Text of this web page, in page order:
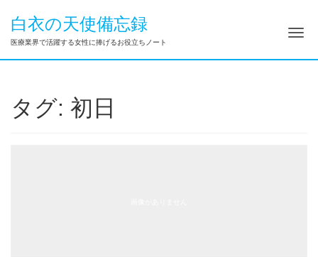
白衣の天使備忘録
医療業界で活躍する女性に捧げるお役立ちノート ナ
タグ: 初日